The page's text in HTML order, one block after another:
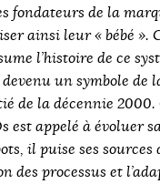
fondateurs de la
ainsi leur « bébé ».
l’histoire de ce
un symbole de
de la décennie 2000.
est appelé à évoluer
il puise ses sources
des processus et